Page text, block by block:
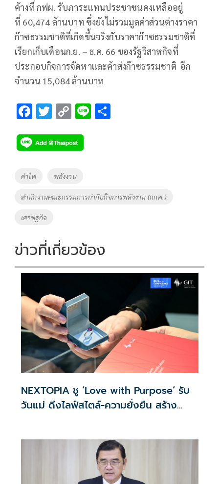
ค้างที่ กฟผ. รับภาระแทนประชาชนคงเหลืออยู่
ที่ 60,474 ล้านบาท ซึ่งยังไม่รวมมูลค่าส่วนต่างราคา
ก๊าซธรรมชาติที่เกิดขึ้นจริงกับราคาก๊าซธรรมชาติที่
เรียกเก็บเดือนก.ย. – ธ.ค. 66 ของรัฐวิสาหกิจที่
ประกอบกิจการจัดหาและค้าส่งก๊าซธรรมชาติ อีก
จำนวน 15,084 ล้านบาท
F
e
b
o
o
k
T
tt
er
C
p
y
Li
k
Li
Tags
ค่าไฟ พลังงาน
สำนักงานคณะกรรมการกำกับกิจการพลังงาน (กกพ.)
เศรษฐกิจ
ข่าวที่เกี่ยวข้อง
NEXTOPIA ชู ‘Love with Purpose’ รับ
วันแม่ ดึงไลฟ์สไตล์-ความยั่งยืน สร้าง